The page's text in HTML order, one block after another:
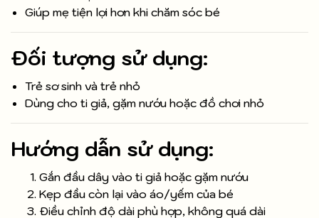
Giúp mẹ tiện lợi hơn khi chăm sóc bé
Đối tượng sử dụng:
Trẻ sơ sinh và trẻ nhỏ
Dùng cho ti giả, gặm nướu hoặc đồ chơi nhỏ
Hướng dẫn sử dụng:
Gắn đầu dây vào ti giả hoặc gặm nướu
Kẹp đầu còn lại vào áo/yếm của bé
Điều chỉnh độ dài phù hợp, không quá dài